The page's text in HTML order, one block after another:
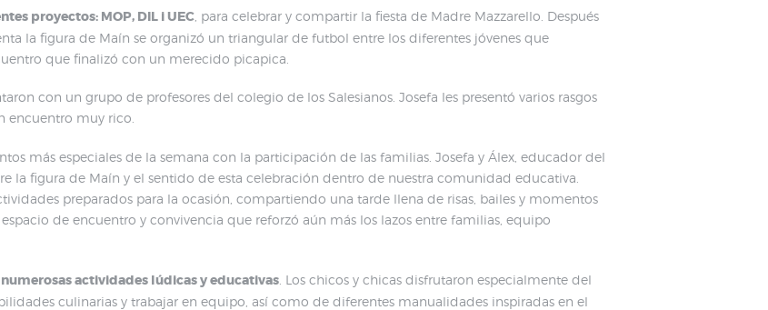
proyectos: MOP, DIL i UEC , para celebrar y compartir la fiesta de Madre Mazzarello. Después
la figura de Maín se organizó un triangular de futbol entre los diferentes jóvenes que
que finalizó con un merecido picapica.
con un grupo de profesores del colegio de los Salesianos. Josefa les presentó varios rasgos
encuentro muy rico.
más especiales de la semana con la participación de las familias. Josefa y Álex, educador del
la figura de Maín y el sentido de esta celebración dentro de nuestra comunidad educativa.
preparados para la ocasión, compartiendo una tarde llena de risas, bailes y momentos
de encuentro y convivencia que reforzó aún más los lazos entre familias, equipo
numerosas actividades lúdicas y educativas . Los chicos y chicas disfrutaron especialmente del
culinarias y trabajar en equipo, así como de diferentes manualidades inspiradas en el